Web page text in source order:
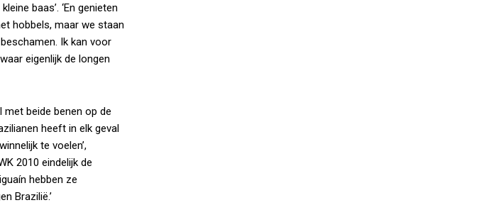
baas’. ‘En genieten
hobbels, maar we staan
Ik kan voor
eigenlijk de longen
beide benen op de
heeft in elk geval
te voelen’,
2010 eindelijk de
hebben ze
Brazilië.’